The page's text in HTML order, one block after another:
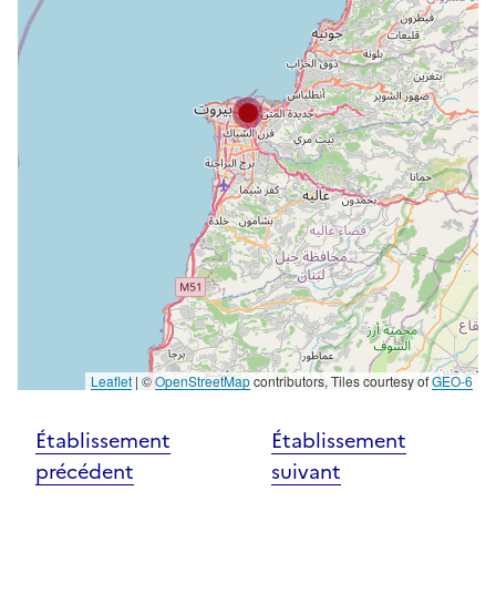
Leaflet | ©OpenStreetMapcontributors, Tiles courtesy ofGEO-6
Établissement
précédent
Établissement
suivant